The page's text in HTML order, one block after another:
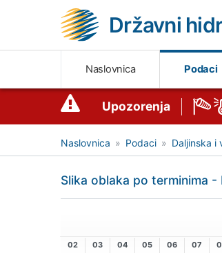
Državni
Naslovnica Podaci
Upozorenja
Naslovnica Podaci Daljinska i
Slika oblaka po terminima -
02 03 04 05 06 07